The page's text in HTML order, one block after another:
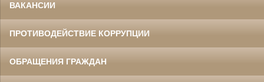
ВАКАНСИИ
ПРОТИВОДЕЙСТВИЕ КОРРУПЦИИ
ОБРАЩЕНИЯ ГРАЖДАН